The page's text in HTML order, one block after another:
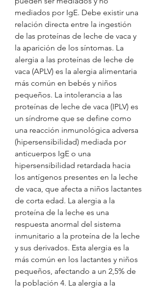
mediados por IgE. Debe existir una
relación directa entre la ingestión
de las proteínas de leche de vaca y
la aparición de los síntomas. La
alergia a las proteínas de leche de
vaca (APLV) es la alergia alimentaria
más común en bebés y niños
pequeños. La intolerancia a las
proteínas de leche de vaca (IPLV) es
un síndrome que se define como
una reacción inmunológica adversa
(hipersensibilidad) mediada por
anticuerpos IgE o una
hipersensibilidad retardada hacia
los antígenos presentes en la leche
de vaca, que afecta a niños lactantes
de corta edad. La alergia a la
proteína de la leche es una
respuesta anormal del sistema
inmunitario a la proteína de la leche
y sus derivados. Esta alergia es la
más común en los lactantes y niños
pequeños, afectando a un 2,5% de
la población 4. La alergia a la